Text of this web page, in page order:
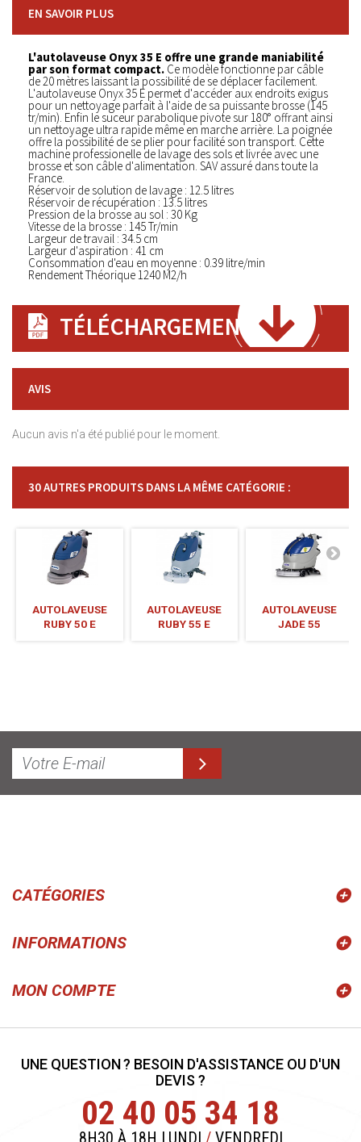
EN SAVOIR PLUS
L'autolaveuse Onyx 35 E offre une grande maniabilité
par son format compact. Ce modèle fonctionne par câble
de 20 mètres laissant la possibilité de se déplacer facilement.
L'autolaveuse Onyx 35 E permet d'accéder aux endroits exigus
pour un nettoyage parfait à l'aide de sa puissante brosse (145
tr/min). Enfin le suceur parabolique pivote sur 180° offrant ainsi
un nettoyage ultra rapide même en marche arrière. La poignée
offre la possibilité de se plier pour facilité son transport. Cette
machine professionelle de lavage des sols et livrée avec une
brosse et son câble d'alimentation. SAV assuré dans toute la
France.
Réservoir de solution de lavage : 12.5 litres
Réservoir de récupération : 13.5 litres
Pression de la brosse au sol : 30 Kg
Vitesse de la brosse : 145 Tr/min
Largeur de travail : 34.5 cm
Largeur d'aspiration : 41 cm
Consommation d'eau en moyenne : 0.39 litre/min
Rendement Théorique 1240 M2/h
TÉLÉCHARGEMENT
AVIS
Aucun avis n'a été publié pour le moment.
30 AUTRES PRODUITS DANS LA MÊME CATÉGORIE :
AUTOLAVEUSE
RUBY 50 E
AUTOLAVEUSE
RUBY 55 E
AUTOLAVEUSE
JADE 55
CATÉGORIES
INFORMATIONS
MON COMPTE
UNE QUESTION ? BESOIN D'ASSISTANCE OU D'UN
DEVIS ?
02 40 05 34 18
8H30 À 18H LUNDI /VENDREDI